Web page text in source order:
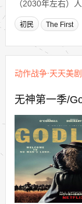
（2030年左右）
初民 The First
动作战争·天天美剧
无神第一季/